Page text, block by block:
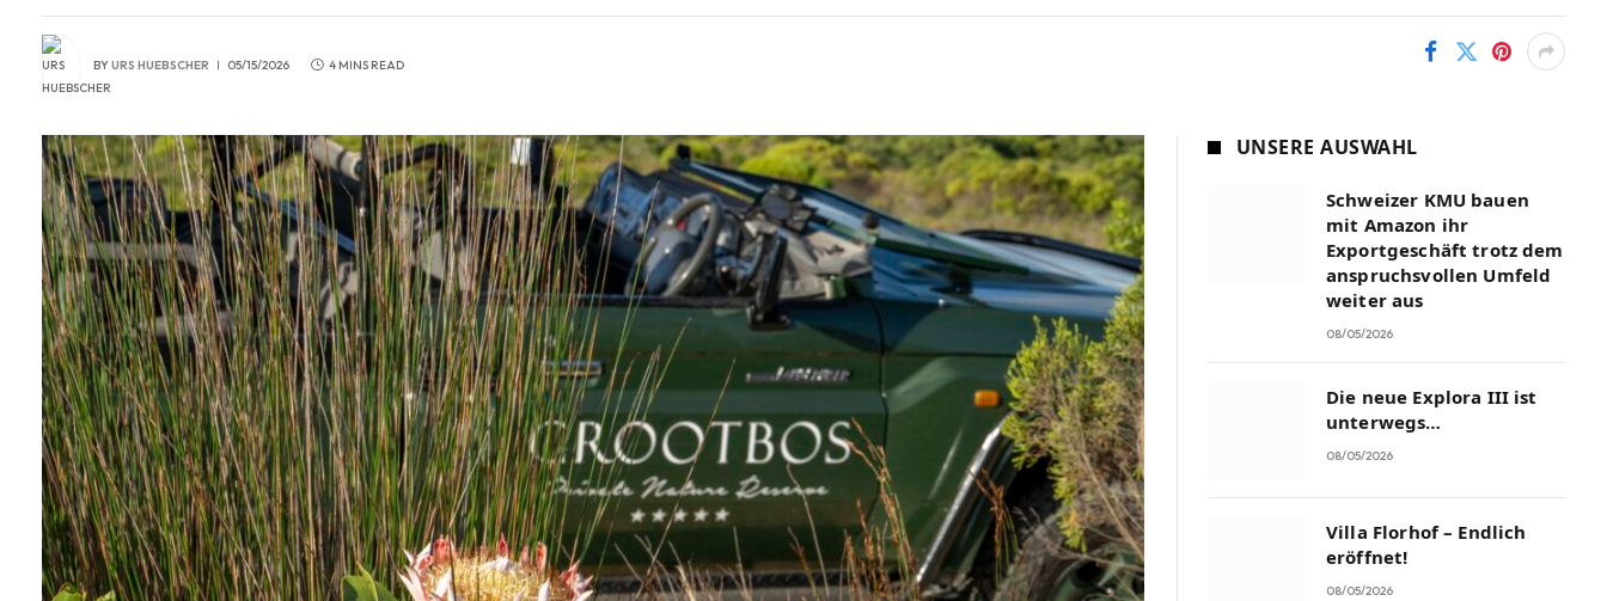
BYURS HUEBSCHER 05/15/2026 4 MINS READ
UNSERE AUSWAHL
Schweizer KMU bauen
mit Amazon ihr
Exportgeschäft trotz dem
anspruchsvollen Umfeld
weiter aus
08/05/2026
Die neue Explora III ist
unterwegs…
08/05/2026
Villa Florhof – Endlich
eröffnet!
08/05/2026